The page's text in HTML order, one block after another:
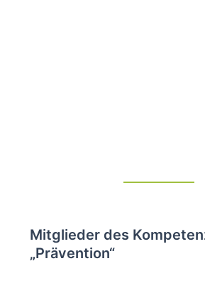
Mitglieder des
„Prävention“